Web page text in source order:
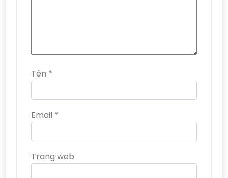
Tên *
Email *
Trang web